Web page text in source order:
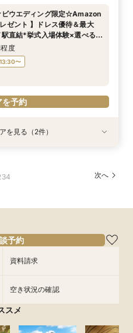
度
予約
〜
予約
予約
〜
予約
ビウエディング限定☆Amazon
ゼント 】ドレス優待＆最大
直結*挙式入場体験×選べる2
度
13:30〜
を予約
予約
質プライベートウエディング
予約
を見る（2件）
34 次へ
予約
資料請求
空き状況の確認
スメ